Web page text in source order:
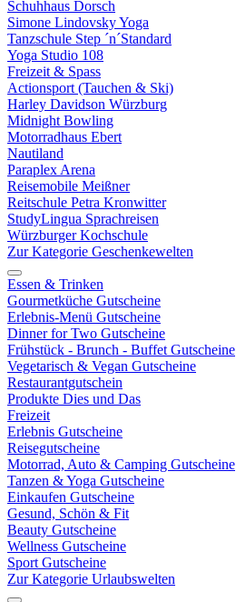
Schuhhaus Dorsch
Simone Lindovsky Yoga
Tanzschule Step ´n´Standard
Yoga Studio 108
Freizeit & Spass
Actionsport (Tauchen & Ski)
Harley Davidson Würzburg
Midnight Bowling
Motorradhaus Ebert
Nautiland
Paraplex Arena
Reisemobile Meißner
Reitschule Petra Kronwitter
StudyLingua Sprachreisen
Würzburger Kochschule
Zur Kategorie Geschenkewelten
Essen & Trinken
Gourmetküche Gutscheine
Erlebnis-Menü Gutscheine
Dinner for Two Gutscheine
Frühstück - Brunch - Buffet Gutscheine
Vegetarisch & Vegan Gutscheine
Restaurantgutschein
Produkte Dies und Das
Freizeit
Erlebnis Gutscheine
Reisegutscheine
Motorrad, Auto & Camping Gutscheine
Tanzen & Yoga Gutscheine
Einkaufen Gutscheine
Gesund, Schön & Fit
Beauty Gutscheine
Wellness Gutscheine
Sport Gutscheine
Zur Kategorie Urlaubswelten